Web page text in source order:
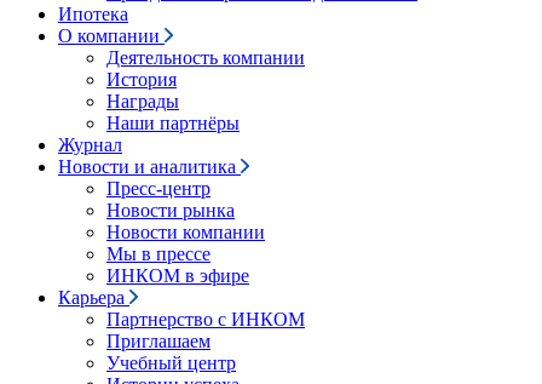
Ипотека
О компании
Деятельность компании
История
Награды
Наши партнёры
Журнал
Новости и аналитика
Пресс-центр
Новости рынка
Новости компании
Мы в прессе
ИНКОМ в эфире
Карьера
Партнерство с ИНКОМ
Приглашаем
Учебный центр